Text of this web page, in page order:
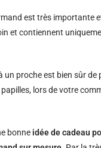
est très importante
et contiennent
un proche est bien sûr
lors de votre
bonne idée de cadeau